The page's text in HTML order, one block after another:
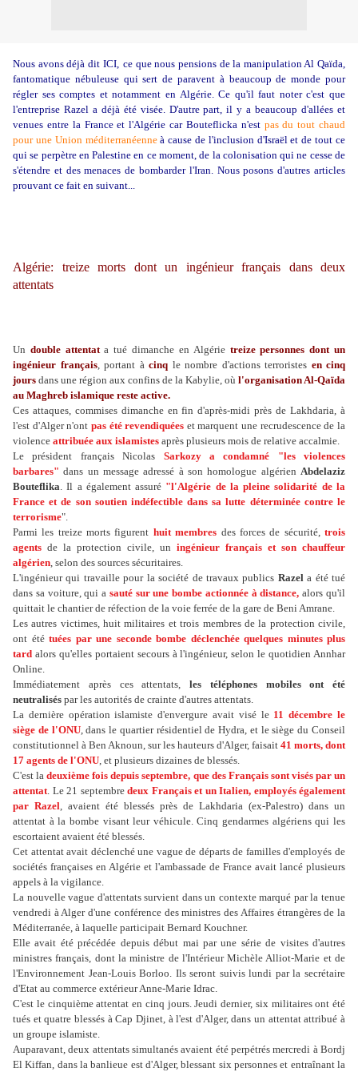
Nous avons déjà dit ICI, ce que nous pensions de la manipulation Al Qaïda,
fantomatique nébuleuse qui sert de paravent à beaucoup de monde pour
régler ses comptes et notamment en Algérie. Ce qu'il faut noter c'est que
l'entreprise Razel a déjà été visée. D'autre part, il y a beaucoup d'allées et
venues entre la France et l'Algérie car Bouteflicka n'est pas du tout chaud
pour une Union méditerranéenneà cause de l'inclusion d'Israël et de tout ce
qui se perpètre en Palestine en ce moment, de la colonisation qui ne cesse de
s'étendre et des menaces de bombarder l'Iran. Nous posons d'autres articles
prouvant ce fait en suivant...
Algérie: treize morts dont un ingénieur français dans deux
attentats
Un double attentata tué dimanche en Algérie treize personnes dont un
ingénieur français, portant à cinq le nombre d'actions terroristes en cinq
jours dans une région aux confins de la Kabylie, où l'organisation Al-Qaïda
au Maghreb islamique reste active.
Ces attaques, commises dimanche en fin d'après-midi près de Lakhdaria, à
l'est d'Alger n'ont pas été revendiquées et marquent une recrudescence de la
violence attribuée aux islamistes après plusieurs mois de relative accalmie.
Le président français Nicolas Sarkozy a condamné "les violences
barbares" dans un message adressé à son homologue algérien Abdelaziz
Bouteflika. Il a également assuré "l'Algérie de la pleine solidarité de la
France et de son soutien indéfectible dans sa lutte déterminée contre le
terrorisme".
Parmi les treize morts figurent huit membres des forces de sécurité,trois
agents de la protection civile, un ingénieur français et son chauffeur
algérien, selon des sources sécuritaires.
L'ingénieur qui travaille pour la société de travaux publics Razela été tué
dans sa voiture, qui a sauté sur une bombe actionnée à distance, alors qu'il
quittait le chantier de réfection de la voie ferrée de la gare de Beni Amrane.
Les autres victimes, huit militaires et trois membres de la protection civile,
ont été tuées par une seconde bombe déclenchée quelques minutes plus
tard alors qu'elles portaient secours à l'ingénieur, selon le quotidien Annhar
Online.
Immédiatement après ces attentats, les téléphones mobiles ont été
neutralisés par les autorités de crainte d'autres attentats.
La dernière opération islamiste d'envergure avait visé le 11 décembre le
siège de l'ONU, dans le quartier résidentiel de Hydra, et le siège du Conseil
constitutionnel à Ben Aknoun, sur les hauteurs d'Alger, faisait 41 morts, dont
17 agents de l'ONU, et plusieurs dizaines de blessés.
C'est ladeuxième fois depuis septembre, que des Français sont visés par un
attentat. Le 21 septembre deux Français et un Italien, employés également
par Razel, avaient été blessés près de Lakhdaria (ex-Palestro) dans un
attentat à la bombe visant leur véhicule. Cinq gendarmes algériens qui les
escortaient avaient été blessés.
Cet attentat avait déclenché une vague de départs de familles d'employés de
sociétés françaises en Algérie et l'ambassade de France avait lancé plusieurs
appels à la vigilance.
La nouvelle vague d'attentats survient dans un contexte marqué par la tenue
vendredi à Alger d'une conférence des ministres des Affaires étrangères de la
Méditerranée, à laquelle participait Bernard Kouchner.
Elle avait été précédée depuis début mai par une série de visites d'autres
ministres français, dont la ministre de l'Intérieur Michèle Alliot-Marie et de
l'Environnement Jean-Louis Borloo. Ils seront suivis lundi par la secrétaire
d'Etat au commerce extérieur Anne-Marie Idrac.
C'est le cinquième attentat en cinq jours. Jeudi dernier, six militaires ont été
tués et quatre blessés à Cap Djinet, à l'est d'Alger, dans un attentat attribué à
un groupe islamiste.
Auparavant, deux attentats simultanés avaient été perpétrés mercredi à Bordj
El Kiffan, dans la banlieue est d'Alger, blessant six personnes et entraînant la